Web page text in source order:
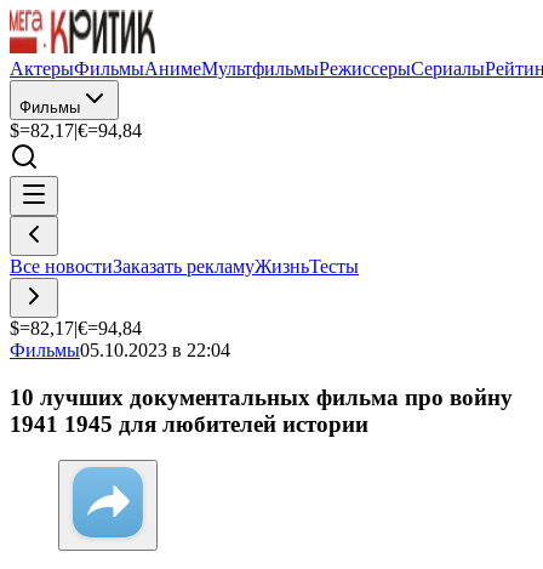
АктерыФильмыАнимеМультфильмыРежиссерыСериалы
Фильмы
$=82,17|€=94,84
Все новостиЗаказать рекламуЖизньТесты
$=82,17|€=94,84
Фильмы05.10.2023 в 22:04
10 лучших документальных фильма про войну
1941 1945 для любителей истории